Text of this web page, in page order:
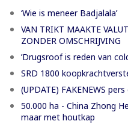
‘Wie is meneer Badjalala’
VAN TRIKT MAAKTE
ZONDER OMSCHRIJVING
’Drugsroof is reden van
SRD 1800
(UPDATE) FAKENEWS
50.000 ha - China Zhong
maar met houtkap